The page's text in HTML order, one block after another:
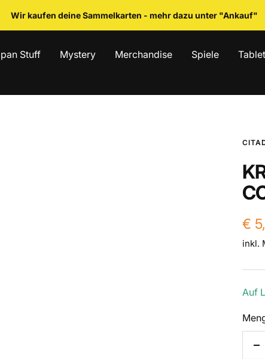
Wir kaufen deine Sammelkarten - mehr dazu unter "Ankauf"
Stuff Mystery Merchandise Spiele
€
inkl.
Auf